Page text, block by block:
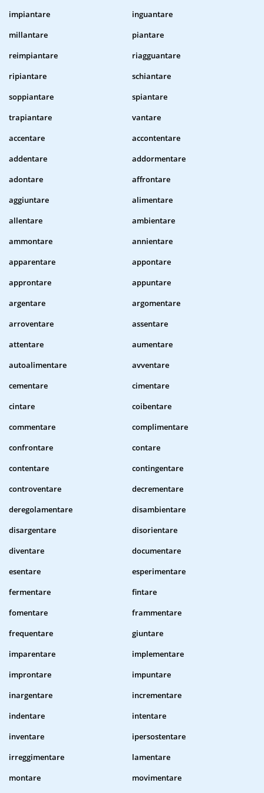
impiantare
inguantare
millantare
piantare
reimpiantare
riagguantare
ripiantare
schiantare
soppiantare
spiantare
trapiantare
vantare
accentare
accontentare
addentare
addormentare
adontare
affrontare
aggiuntare
alimentare
allentare
ambientare
ammontare
annientare
apparentare
appontare
approntare
appuntare
argentare
argomentare
arroventare
assentare
attentare
aumentare
autoalimentare
avventare
cementare
cimentare
cintare
coibentare
commentare
complimentare
confrontare
contare
contentare
contingentare
controventare
decrementare
deregolamentare
disambientare
disargentare
disorientare
diventare
documentare
esentare
esperimentare
fermentare
fintare
fomentare
frammentare
frequentare
giuntare
imparentare
implementare
improntare
impuntare
inargentare
incrementare
indentare
intentare
inventare
ipersostentare
irreggimentare
lamentare
montare
movimentare